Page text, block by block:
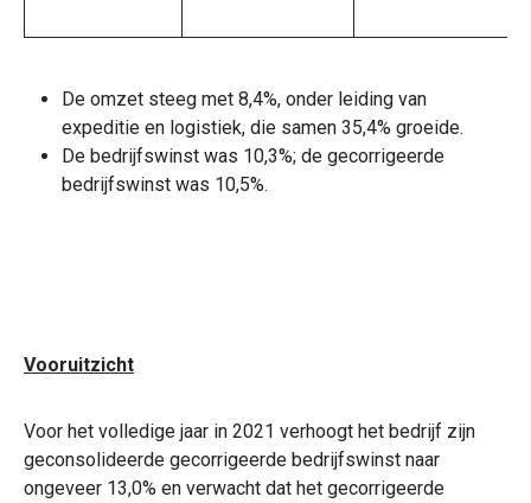
De omzet steeg met 8,4%, onder leiding van
expeditie en logistiek, die samen 35,4% groeide.
De bedrijfswinst was 10,3%; de gecorrigeerde
bedrijfswinst was 10,5%.
Vooruitzicht
Voor het volledige jaar in 2021 verhoogt het bedrijf zijn
geconsolideerde gecorrigeerde bedrijfswinst naar
ongeveer 13,0% en verwacht dat het gecorrigeerde